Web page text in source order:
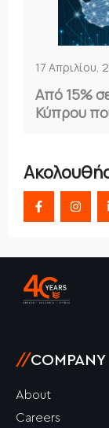
17 Απριλίου,
Από 15%
Κύπρου
F
a
c
o
k
-
f
I
n
s
g
//COMPANY
About
Careers